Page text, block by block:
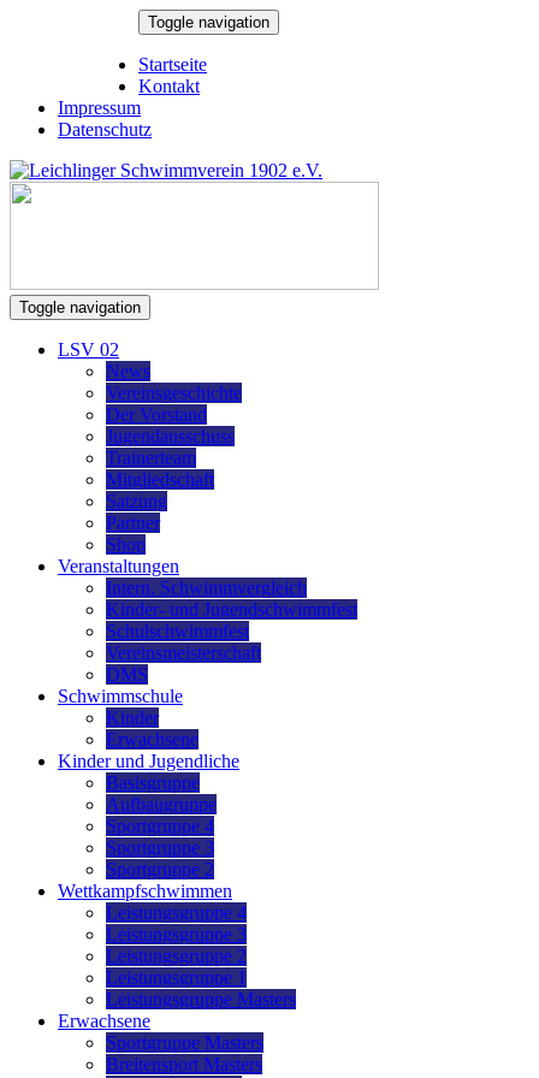
Toggle navigation
Startseite
Kontakt
Impressum
Datenschutz
Toggle navigation
LSV 02
News
Vereinsgeschichte
Der Vorstand
Jugendausschuss
Trainerteam
Mitgliedschaft
Satzung
Partner
Shop
Veranstaltungen
Intern. Schwimmvergleich
Kinder- und Jugendschwimmfest
Schulschwimmfest
Vereinsmeisterschaft
DMS
Schwimmschule
Kinder
Erwachsene
Kinder und Jugendliche
Basisgruppe
Aufbaugruppe
Sportgruppe 4
Sportgruppe 3
Sportgruppe 2
Wettkampfschwimmen
Leistungsgruppe 4
Leistungsgruppe 3
Leistungsgruppe 2
Leistungsgruppe 1
Leistungsgruppe Masters
Erwachsene
Sportgruppe Masters
Breitensport Masters